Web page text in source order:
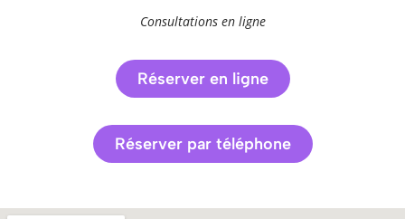
Consultations en ligne
Réserver en ligne
Réserver par téléphone